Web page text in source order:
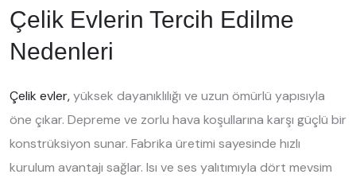
Çelik Evlerin Tercih Edilme
Nedenleri
Çelik evler,yüksek dayanıklılığı ve uzun ömürlü yapısıyla
öne çıkar. Depreme ve zorlu hava koşullarına karşı güçlü bir
konstrüksiyon sunar. Fabrika üretimi sayesinde hızlı
kurulum avantajı sağlar. Isı ve ses yalıtımıyla dört mevsim